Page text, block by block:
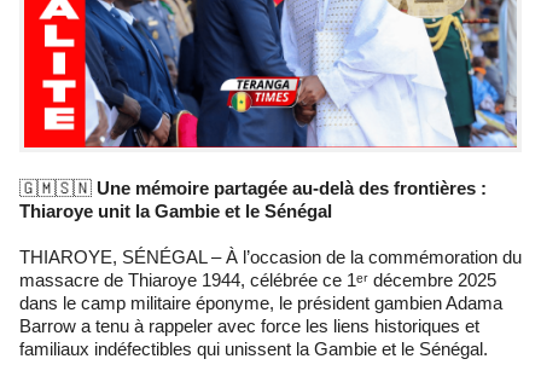
🇬🇲🇸🇳 Une mémoire partagée au-delà des frontières :
Thiaroye unit la Gambie et le Sénégal
THIAROYE, SÉNÉGAL – À l’occasion de la commémoration du
massacre de Thiaroye 1944, célébrée ce 1ᵉʳ décembre 2025
dans le camp militaire éponyme, le président gambien Adama
Barrow a tenu à rappeler avec force les liens historiques et
familiaux indéfectibles qui unissent la Gambie et le Sénégal.